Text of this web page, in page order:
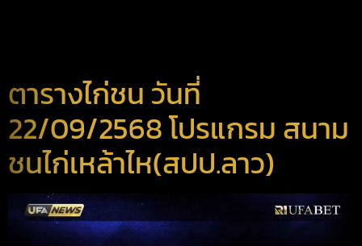
ตารางไก่ชน วันที่
22/09/2568 โปรแกรม สนาม
ชนไก่เหล้าไห(สปป.ลาว)